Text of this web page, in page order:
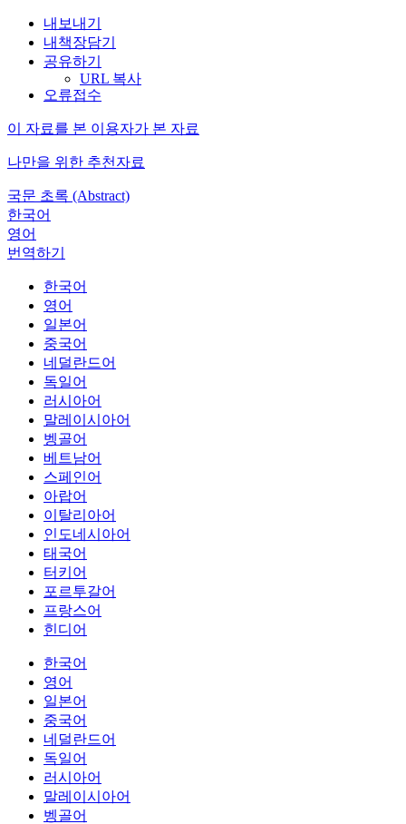
내보내기
내책장담기
공유하기
URL 복사
오류접수
이 자료를 본 이용자가 본 자료
나만을 위한 추천자료
국문 초록 (Abstract)
한국어
영어
번역하기
한국어
영어
일본어
중국어
네덜란드어
독일어
러시아어
말레이시아어
벵골어
베트남어
스페인어
아랍어
이탈리아어
인도네시아어
태국어
터키어
포르투갈어
프랑스어
힌디어
한국어
영어
일본어
중국어
네덜란드어
독일어
러시아어
말레이시아어
벵골어